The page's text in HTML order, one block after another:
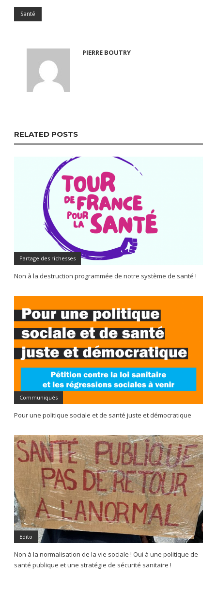
Santé
PIERRE BOUTRY
RELATED POSTS
Partage des richesses
Non à la destruction programmée de notre système de santé !
Communiqués
Pour une politique sociale et de santé juste et démocratique
Edito
Non à la normalisation de la vie sociale ! Oui à une politique de
santé publique et une stratégie de sécurité sanitaire !